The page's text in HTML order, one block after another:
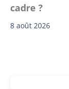
cadre ?
8 août 2026